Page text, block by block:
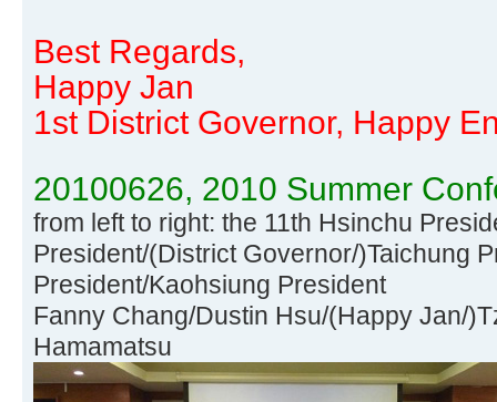
Best Regards,
Happy Jan
1st District Governor, Happy
20100626, 2010 Summer
from left to right: the 11th Hsinchu
President/(District Governor/)Taichung
President/Kaohsiung President
Fanny Chang/Dustin Hsu/(Happy Jan/
Hamamatsu